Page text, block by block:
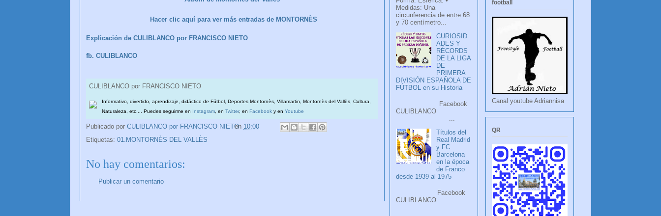
Hacer clic aquí para ver más entradas de MONTORNÈS
Explicación de CULIBLANCO por FRANCISCO NIETO
fb. CULIBLANCO
CULIBLANCO por FRANCISCO NIETO
Informativo, divertido, aprendizaje, didáctico de Fútbol, Deportes Montornès, Villamartin, Montornès del Vallès, Cultura,
Naturaleza, etc.... Puedes seguirme en
Instagram, en Twitter, en Facebook y en Youtube
Publicado por CULIBLANCO por FRANCISCO NIETO
en 10:00
Etiquetas: 01.MONTORNÈS DEL VALLÈS
No hay comentarios:
Publicar un comentario
Medidas: Una
circunferencia de entre 68
y 70 centímetro...
CURIOSID
ADES Y
RÉCORDS
DE LA LIGA
DE
PRIMERA
DIVISIÓN ESPAÑOLA DE
FÚTBOL en su Historia
Facebook
CULIBLANCO
...
Títulos del
Real Madrid
y FC
Barcelona
en la época
de Franco
desde 1939 al 1975
Facebook
CULIBLANCO
football
Canal youtube Adriannisa
QR